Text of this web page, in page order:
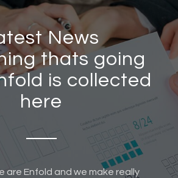
News
thats going
is collected
here
are Enfold and we make really